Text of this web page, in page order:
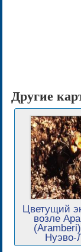
Другие
Цветущий
возле
Нуэво-